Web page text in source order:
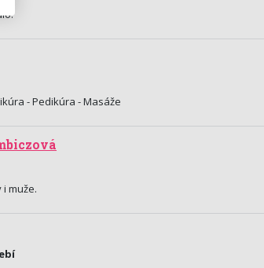
- Pedikúra - Masáže
i muže.